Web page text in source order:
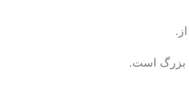
بزرگ است.